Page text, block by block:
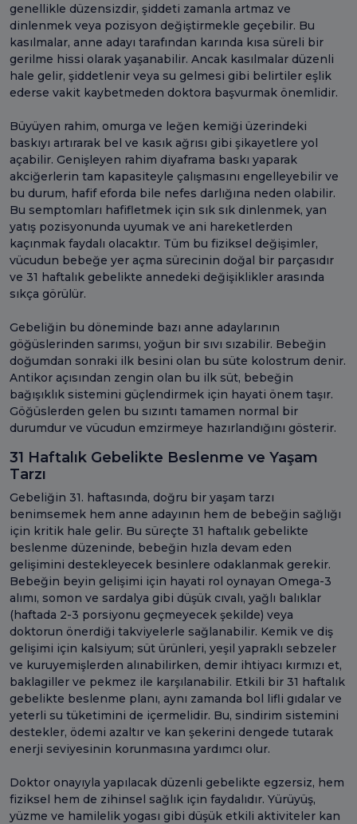
genellikle düzensizdir, şiddeti zamanla artmaz ve
dinlenmek veya pozisyon değiştirmekle geçebilir. Bu
kasılmalar, anne adayı tarafından karında kısa süreli bir
gerilme hissi olarak yaşanabilir. Ancak kasılmalar düzenli
hale gelir, şiddetlenir veya su gelmesi gibi belirtiler eşlik
ederse vakit kaybetmeden doktora başvurmak önemlidir.
Büyüyen rahim, omurga ve leğen kemiği üzerindeki
baskıyı artırarak bel ve kasık ağrısı gibi şikayetlere yol
açabilir. Genişleyen rahim diyaframa baskı yaparak
akciğerlerin tam kapasiteyle çalışmasını engelleyebilir ve
bu durum, hafif eforda bile nefes darlığına neden olabilir.
Bu semptomları hafifletmek için sık sık dinlenmek, yan
yatış pozisyonunda uyumak ve ani hareketlerden
kaçınmak faydalı olacaktır. Tüm bu fiziksel değişimler,
vücudun bebeğe yer açma sürecinin doğal bir parçasıdır
ve 31 haftalık gebelikte annedeki değişiklikler arasında
sıkça görülür.
Gebeliğin bu döneminde bazı anne adaylarının
göğüslerinden sarımsı, yoğun bir sıvı sızabilir. Bebeğin
doğumdan sonraki ilk besini olan bu süte kolostrum denir.
Antikor açısından zengin olan bu ilk süt, bebeğin
bağışıklık sistemini güçlendirmek için hayati önem taşır.
Göğüslerden gelen bu sızıntı tamamen normal bir
durumdur ve vücudun emzirmeye hazırlandığını gösterir.
31 Haftalık Gebelikte Beslenme ve Yaşam
Tarzı
Gebeliğin 31. haftasında, doğru bir yaşam tarzı
benimsemek hem anne adayının hem de bebeğin sağlığı
için kritik hale gelir. Bu süreçte 31 haftalık gebelikte
beslenme düzeninde, bebeğin hızla devam eden
gelişimini destekleyecek besinlere odaklanmak gerekir.
Bebeğin beyin gelişimi için hayati rol oynayan Omega-3
alımı, somon ve sardalya gibi düşük cıvalı, yağlı balıklar
(haftada 2-3 porsiyonu geçmeyecek şekilde) veya
doktorun önerdiği takviyelerle sağlanabilir. Kemik ve diş
gelişimi için kalsiyum; süt ürünleri, yeşil yapraklı sebzeler
ve kuruyemişlerden alınabilirken, demir ihtiyacı kırmızı et,
baklagiller ve pekmez ile karşılanabilir. Etkili bir 31 haftalık
gebelikte beslenme planı, aynı zamanda bol lifli gıdalar ve
yeterli su tüketimini de içermelidir. Bu, sindirim sistemini
destekler, ödemi azaltır ve kan şekerini dengede tutarak
enerji seviyesinin korunmasına yardımcı olur.
Doktor onayıyla yapılacak düzenli gebelikte egzersiz, hem
fiziksel hem de zihinsel sağlık için faydalıdır. Yürüyüş,
yüzme ve hamilelik yogası gibi düşük etkili aktiviteler kan